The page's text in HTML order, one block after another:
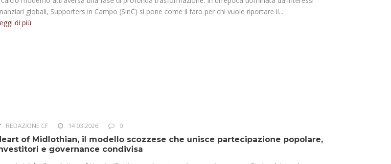
globali, Supporters in Campo (SinC) si pone come il faro per chi vuole riportare il...
di più
REDAZIONE CF 14 03 2026 0
of Midlothian, il modello scozzese che unisce partecipazione popolare,
e governance condivisa